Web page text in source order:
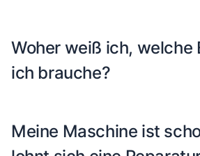
Woher weiß ich, welche
ich brauche?
Meine Maschine ist